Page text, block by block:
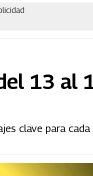
13 al
clave para